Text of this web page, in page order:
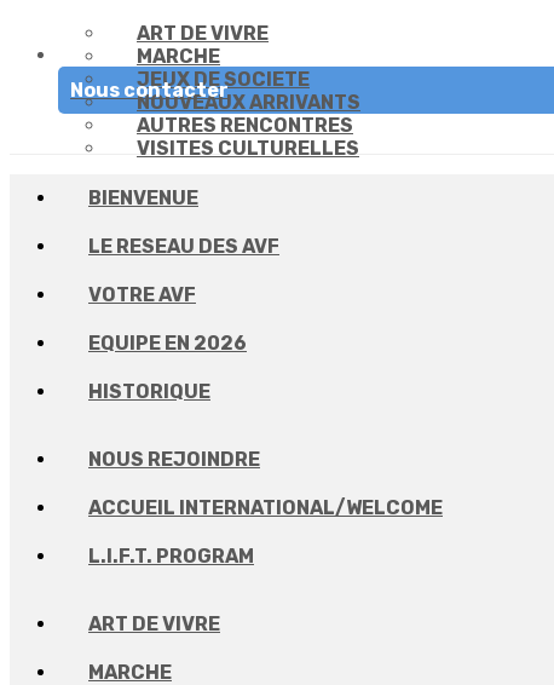
ART DE VIVRE
MARCHE
JEUX DE SOCIETE
NOUVEAUX ARRIVANTS
AUTRES RENCONTRES
VISITES CULTURELLES
Nous contacter
BIENVENUE
LE RESEAU DES AVF
VOTRE AVF
EQUIPE EN 2026
HISTORIQUE
NOUS REJOINDRE
ACCUEIL INTERNATIONAL/WELCOME
L.I.F.T. PROGRAM
ART DE VIVRE
MARCHE